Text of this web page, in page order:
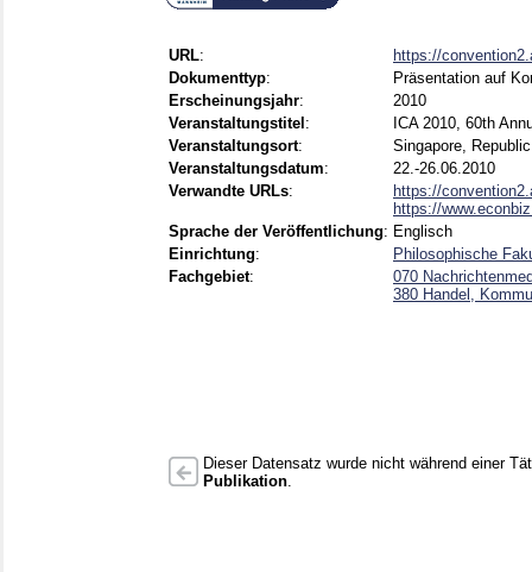
URL:
https://
Dokumenttyp:
Präsentation auf
Erscheinungsjahr:
2010
Veranstaltungstitel :
ICA 2010, 60th
Veranstaltungsort:
Singapore,
Veranstaltungsdatum:
22.-26.06.2010
Verwandte URLs:
https://
https://
Sprache der Veröffentlichung: Englisch
Einrichtung:
Philosophische
Fachgebiet:
070
380 Handel,
Dieser Datensatz wurde nicht während einer
Publikation